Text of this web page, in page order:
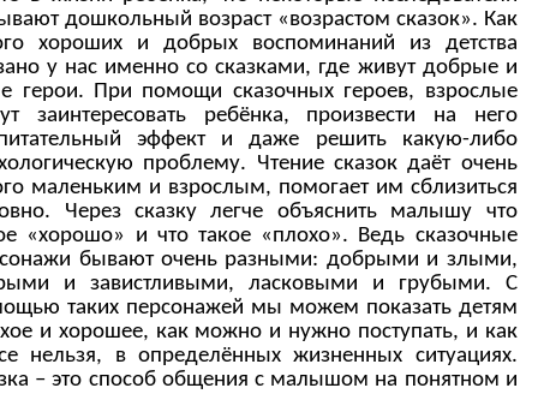
дошкольный возраст «возрастом сказок». Как
хороших и добрых воспоминаний из детства
у нас именно со сказками, где живут добрые и
герои. При помощи сказочных героев, взрослые
заинтересовать ребёнка, произвести на него
эффект и даже решить какую-либо
проблему. Чтение сказок даёт очень
маленьким и взрослым, помогает им сблизиться
Через сказку легче объяснить малышу что
«хорошо» и что такое «плохо». Ведь сказочные
бывают очень разными: добрыми и злыми,
и завистливыми, ласковыми и грубыми. С
таких персонажей мы можем показать детям
и хорошее, как можно и нужно поступать, и как
нельзя, в определённых жизненных ситуациях.
– это способ общения с малышом на понятном и